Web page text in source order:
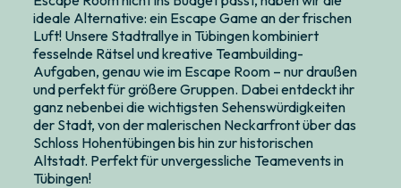
ideale Alternative: ein Escape Game an der frischen
Luft! Unsere Stadtrallye in Tübingen kombiniert
fesselnde Rätsel und kreative Teambuilding-
Aufgaben, genau wie im Escape Room – nur draußen
und perfekt für größere Gruppen. Dabei entdeckt ihr
ganz nebenbei die wichtigsten Sehenswürdigkeiten
der Stadt, von der malerischen Neckarfront über das
Schloss Hohentübingen bis hin zur historischen
Altstadt. Perfekt für unvergessliche Teamevents in
Tübingen!